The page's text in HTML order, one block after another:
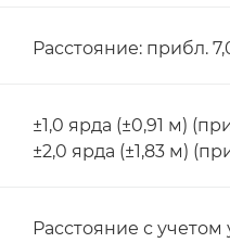
Расстояние: прибл.
±1,0 ярда (±0,91 м)
±2,0 ярда (±1,83 м)
Расстояние с